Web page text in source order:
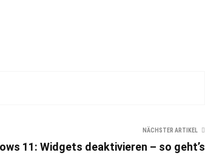
NÄCHSTER ARTIKEL
11: Widgets deaktivieren – so geht’s